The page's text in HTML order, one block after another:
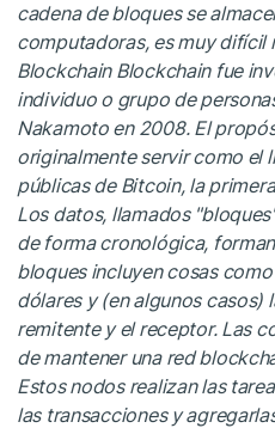
cadena de bloques se
computadoras, es muy difícil
Blockchain Blockchain fue
individuo o grupo de
Nakamoto en 2008. El
originalmente servir como el
públicas de Bitcoin, la
Los datos, llamados
de forma cronológica,
bloques incluyen cosas
dólares y (en algunos casos)
remitente y el receptor. Las
de mantener una red
Estos nodos realizan las
las transacciones y